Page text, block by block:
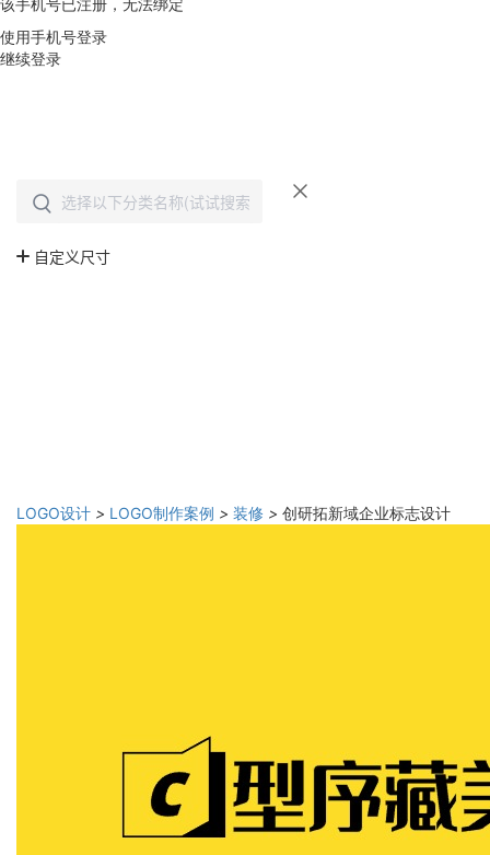
该手机号已注册，无法绑定
使用手机号登录
继续登录
LOGO设计 > LOGO制作案例 > 装修 > 创研拓新域企业标志设计